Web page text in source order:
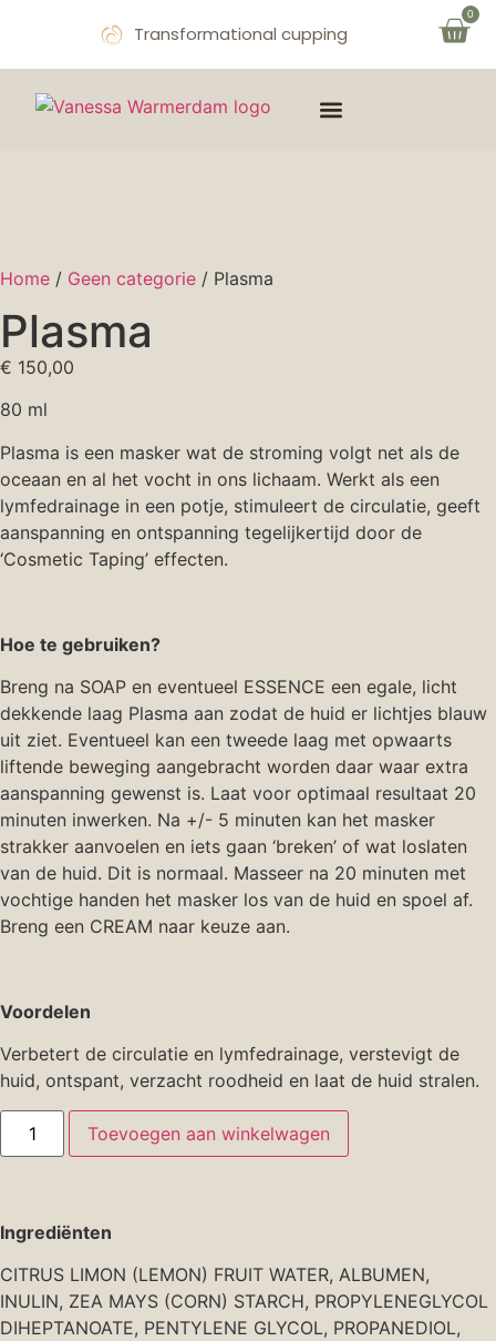
Transformational cupping
0
Home / Geen categorie / Plasma
Plasma
€ 150,00
80 ml
Plasma is een masker wat de stroming volgt net als de
oceaan en al het vocht in ons lichaam. Werkt als een
lymfedrainage in een potje, stimuleert de circulatie, geeft
aanspanning en ontspanning tegelijkertijd door de
‘Cosmetic Taping’ effecten.
Hoe te gebruiken?
Breng na SOAP en eventueel ESSENCE een egale, licht
dekkende laag Plasma aan zodat de huid er lichtjes blauw
uit ziet. Eventueel kan een tweede laag met opwaarts
liftende beweging aangebracht worden daar waar extra
aanspanning gewenst is. Laat voor optimaal resultaat 20
minuten inwerken. Na +/- 5 minuten kan het masker
strakker aanvoelen en iets gaan ‘breken’ of wat loslaten
van de huid. Dit is normaal. Masseer na 20 minuten met
vochtige handen het masker los van de huid en spoel af.
Breng een CREAM naar keuze aan.
Voordelen
Verbetert de circulatie en lymfedrainage, verstevigt de
huid, ontspant, verzacht roodheid en laat de huid stralen.
Toevoegen aan winkelwagen
Ingrediënten
CITRUS LIMON (LEMON) FRUIT WATER, ALBUMEN,
INULIN, ZEA MAYS (CORN) STARCH, PROPYLENEGLYCOL
DIHEPTANOATE, PENTYLENE GLYCOL, PROPANEDIOL,